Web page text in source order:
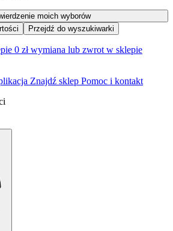
moich wyborów
Przejdź do wyszukiwarki
0 zł wymiana lub zwrot w sklepie
Znajdź sklep Pomoc i kontakt